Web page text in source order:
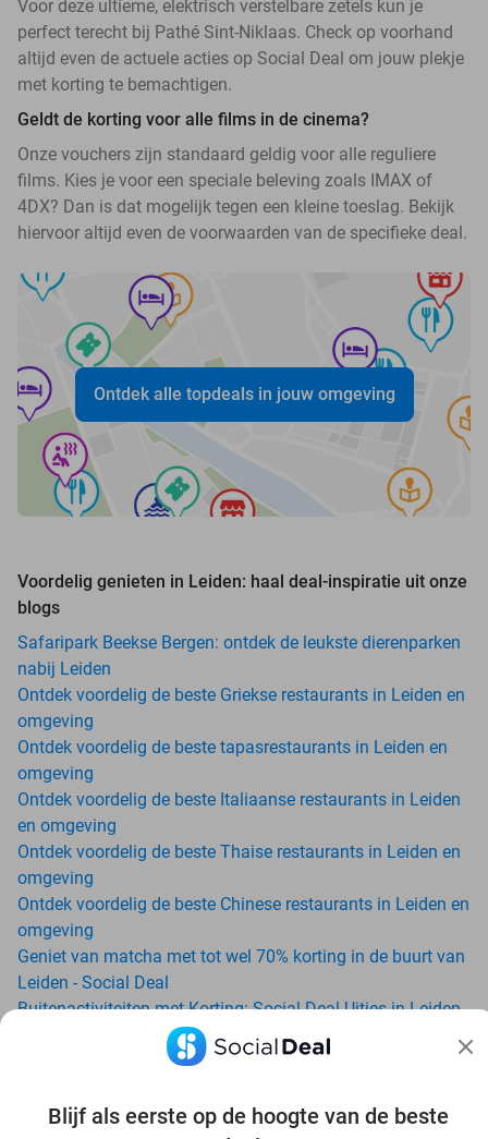
Blijf als eerste op de hoogte van de beste
Voor deze ultieme, elektrisch verstelbare zetels kun je
perfect terecht bij Pathé Sint-Niklaas. Check op voorhand
altijd even de actuele acties op Social Deal om jouw plekje
met korting te bemachtigen.
Geldt de korting voor alle films in de cinema?
Onze vouchers zijn standaard geldig voor alle reguliere
films. Kies je voor een speciale beleving zoals IMAX of
4DX? Dan is dat mogelijk tegen een kleine toeslag. Bekijk
hiervoor altijd even de voorwaarden van de specifieke deal.
Ontdek alle topdeals in jouw omgeving
Voordelig genieten in Leiden: haal deal-inspiratie uit onze
blogs
Safaripark Beekse Bergen: ontdek de leukste dierenparken
nabij Leiden
Ontdek voordelig de beste Griekse restaurants in Leiden en
omgeving
Ontdek voordelig de beste tapasrestaurants in Leiden en
omgeving
Ontdek voordelig de beste Italiaanse restaurants in Leiden
en omgeving
Ontdek voordelig de beste Thaise restaurants in Leiden en
omgeving
Ontdek voordelig de beste Chinese restaurants in Leiden en
omgeving
Geniet van matcha met tot wel 70% korting in de buurt van
Leiden - Social Deal
Buitenactiviteiten met Korting: Social Deal Uitjes in Leiden
Ga voordelig de padelbaan op met Social Deal in de buurt
Deal